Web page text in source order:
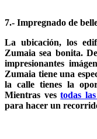
7.- Impregnado de
La ubicación, los
Zumaia sea bonita.
impresionantes
Zumaia tiene una
la calle tienes la
Mientras vestodas
para hacer un